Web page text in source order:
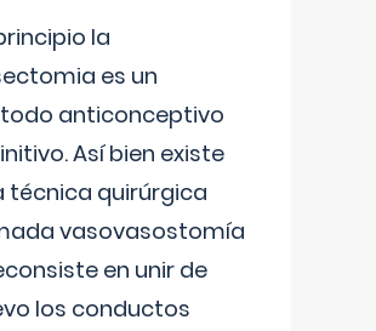
la
es un
anticonceptivo
Así bien existe
técnica quirúrgica
vasovasostomía
en unir de
los conductos